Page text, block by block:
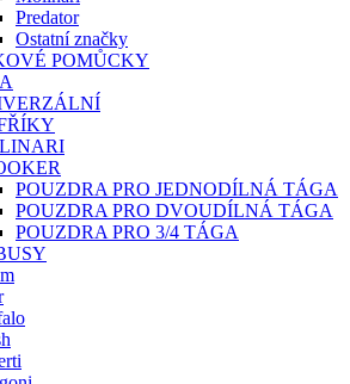
Predator
Ostatní značky
POMŮCKY
POUZDRA PRO JEDNODÍLNÁ TÁGA
POUZDRA PRO DVOUDÍLNÁ TÁGA
POUZDRA PRO 3/4 TÁGA